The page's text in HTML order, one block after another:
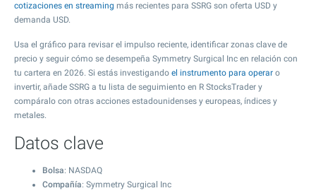
cotizaciones en streaming más recientes para SSRG son oferta USD y
demanda USD.
Usa el gráfico para revisar el impulso reciente, identificar zonas clave de
precio y seguir cómo se desempeña Symmetry Surgical Inc en relación con
tu cartera en 2026. Si estás investigando el instrumento para operar o
invertir, añade SSRG a tu lista de seguimiento en R StocksTrader y
compáralo con otras acciones estadounidenses y europeas, índices y
metales.
Datos clave
Bolsa: NASDAQ
Compañía: Symmetry Surgical Inc